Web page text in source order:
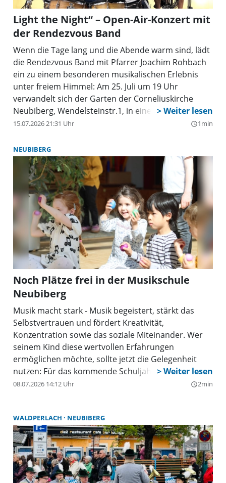
Light the Night“ – Open-Air-Konzert mit
der Rendezvous Band
Wenn die Tage lang und die Abende warm sind, lädt
die Rendezvous Band mit Pfarrer Joachim Rohbach
ein zu einem besonderen musikalischen Erlebnis
unter freiem Himmel: Am 25. Juli um 19 Uhr
verwandelt sich der Garten der Corneliuskirche
Neubiberg, Wendelsteinstr.1, in einen Ort der
Begegnung, der Musik und der Hoffnung.
15.07.2026 21:31 Uhr query_builder1min
NEUBIBERG
Noch Plätze frei in der Musikschule
Neubiberg
Musik macht stark - Musik begeistert, stärkt das
Selbstvertrauen und fördert Kreativität,
Konzentration sowie das soziale Miteinander. Wer
seinem Kind diese wertvollen Erfahrungen
ermöglichen möchte, sollte jetzt die Gelegenheit
nutzen: Für das kommende Schuljahr sind in einigen
Kursen der Musikschule Neubiberg noch Plätze
08.07.2026 14:12 Uhr query_builder2min
WALDPERLACH NEUBIBERG